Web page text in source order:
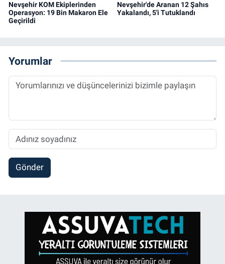
Nevşehir KOM Ekiplerinden
Operasyon: 19 Bin Makaron Ele
Geçirildi
Nevşehir'de Aranan 12 Şahıs
Yakalandı, 5'i Tutuklandı
Yorumlar
Gönder